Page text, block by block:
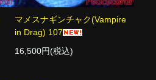
マメスナギンチャク(Vampire
in Drag) 107
16,500円(税込)